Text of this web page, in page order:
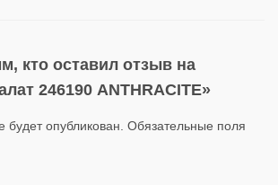
кто оставил отзыв на
246190 ANTHRACITE»
опубликован. Обязательные поля